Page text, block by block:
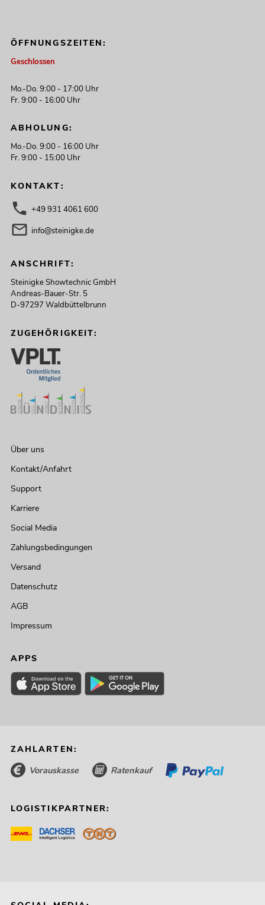
ÖFFNUNGSZEITEN:
Geschlossen
Mo.-Do. 9:00 - 17:00 Uhr
Fr. 9:00 - 16:00 Uhr
ABHOLUNG:
Mo.-Do. 9:00 - 16:00 Uhr
Fr. 9:00 - 15:00 Uhr
KONTAKT:
+49 931 4061 600
info@steinigke.de
ANSCHRIFT:
Steinigke Showtechnic GmbH
Andreas-Bauer-Str. 5
D-97297 Waldbüttelbrunn
ZUGEHÖRIGKEIT:
Über uns
Kontakt/Anfahrt
Support
Karriere
Social Media
Zahlungsbedingungen
Versand
Datenschutz
AGB
Impressum
APPS
ZAHLARTEN:
Vorauskasse Ratenkauf
LOGISTIKPARTNER: